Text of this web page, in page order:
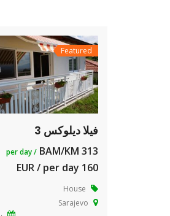
Featured
فيلا ديلوكس 3
313 BAM/KM
/ per day
160 EUR / per day
House
Sarajevo